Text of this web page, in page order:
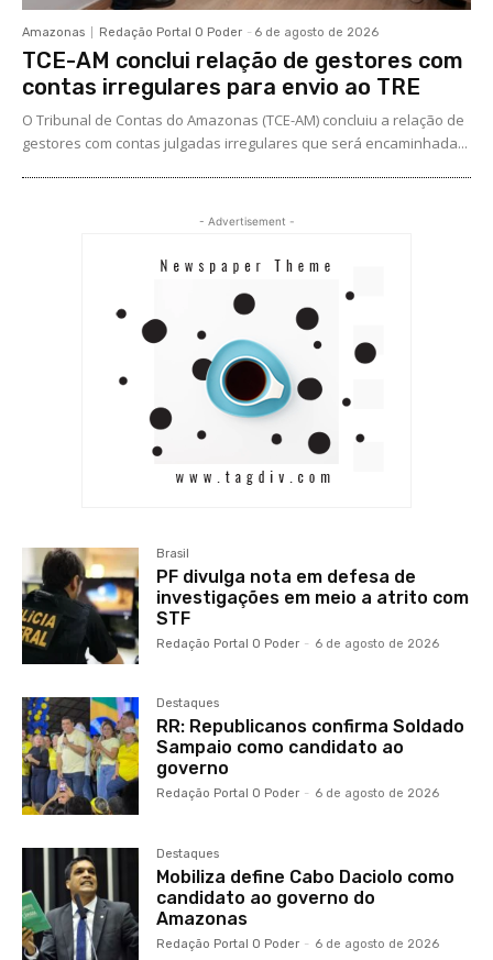
Amazonas Redação Portal O Poder - 6 de agosto de 2026
TCE-AM conclui relação de gestores com
contas irregulares para envio ao TRE
O Tribunal de Contas do Amazonas (TCE-AM) concluiu a relação de
gestores com contas julgadas irregulares que será encaminhada...
- Advertisement -
Brasil
PF divulga nota em defesa de
investigações em meio a atrito com
STF
Redação Portal O Poder - 6 de agosto de 2026
Destaques
RR: Republicanos confirma Soldado
Sampaio como candidato ao
governo
Redação Portal O Poder - 6 de agosto de 2026
Destaques
Mobiliza define Cabo Daciolo como
candidato ao governo do
Amazonas
Redação Portal O Poder - 6 de agosto de 2026